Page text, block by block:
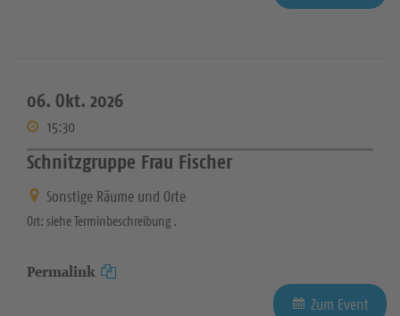
06. Okt. 2026
15:30
Schnitzgruppe Frau Fischer
Sonstige Räume und Orte
Ort: siehe Terminbeschreibung .
Permalink
Zum Event